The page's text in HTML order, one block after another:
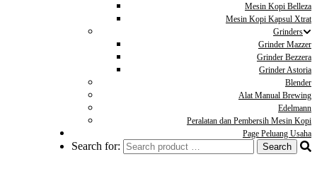
Mesin Kopi Belleza
Mesin Kopi Kapsul Xtrat
Grinders
Grinder Mazzer
Grinder Bezzera
Grinder Astoria
Blender
Alat Manual Brewing
Edelmann
Peralatan dan Pembersih Mesin Kopi
Page Peluang Usaha
Search for: